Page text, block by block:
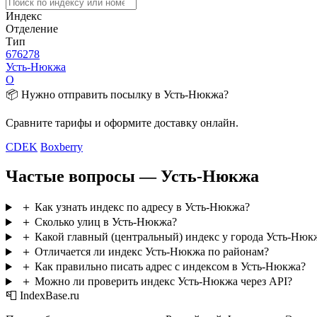
Индекс
Отделение
Тип
676278
Усть-Нюкжа
О
📦 Нужно отправить посылку в Усть-Нюкжа?
Сравните тарифы и оформите доставку онлайн.
CDEK Boxberry
Частые вопросы — Усть-Нюкжа
＋ Как узнать индекс по адресу в Усть-Нюкжа?
＋ Сколько улиц в Усть-Нюкжа?
＋ Какой главный (центральный) индекс у города Усть-
＋ Отличается ли индекс Усть-Нюкжа по районам?
＋ Как правильно писать адрес с индексом в Усть-Нюкжа?
＋ Можно ли проверить индекс Усть-Нюкжа через API?
📮 IndexBase.ru